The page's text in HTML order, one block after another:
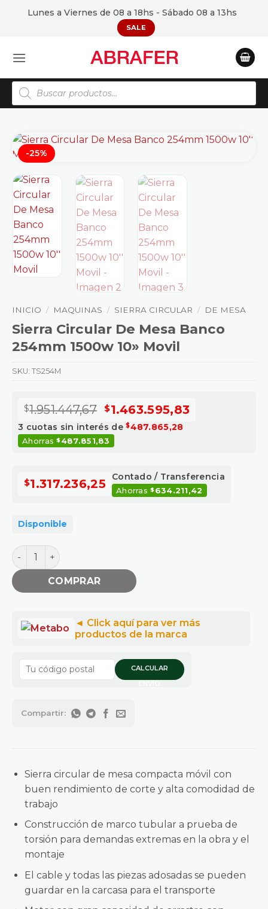
Lunes a Viernes de 08 a 18hs - Sábado 08 a 13hs
SALE
Búsqueda
de
productos
-25%
INICIO / MAQUINAS / SIERRA CIRCULAR / DE MESA
Sierra Circular De Mesa Banco
254mm 1500w 10» Movil
$1.951.447,67 El precio original era:
$1.463.595,83El precio
3 cuotas sin interés de$487.865,28
Ahorras$487.851,83
$1.317.236,25
Contado / Transferencia
Ahorras$634.211,42
Sierra circular de mesa compacta móvil con
buen rendimiento de corte y alta comodidad de
trabajo
Construcción de marco tubular a prueba de
torsión para demandas extremas en la obra y el
montaje
El cable y todas las piezas adosadas se pueden
guardar en la carcasa para el transporte
Disponible
Sierra Circular De Mesa Banco 254mm 1500w 10''
COMPRAR
CALCULAR
SKU: TS254M